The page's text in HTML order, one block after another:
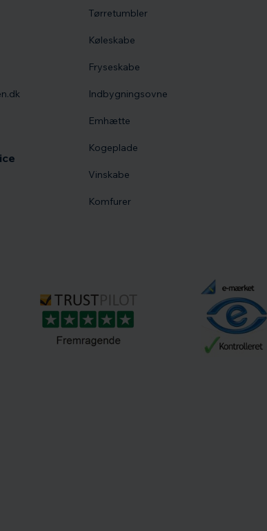
Tørretumbler
Køleskabe
Fryseskabe
Indbygningsovne
Emhætte
Kogeplade
Vinskabe
Komfurer